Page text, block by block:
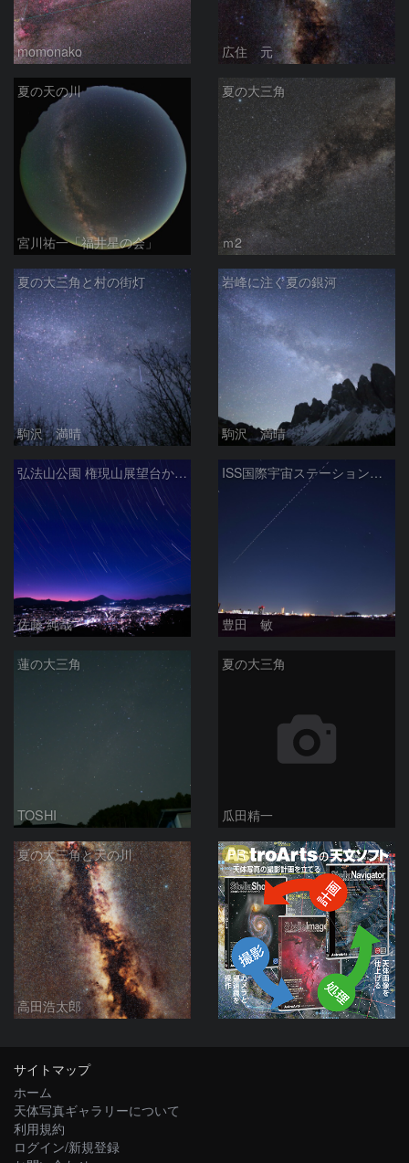
momonako 広住 元
夏の天の川
宮川祐一「福井星の会」
夏の大三角
ｍ2
夏の大三角と村の街灯
駒沢 満晴
岩峰に注ぐ夏の銀河
駒沢 満晴
弘法山公園 権現山展望台から富士山夕景と星空 神奈川県秦野市
佐藤 純哉
ISS国際宇宙ステーションと沈む夏の大三角 2026/1/12
豊田 敏
蓮の大三角
TOSHI
夏の大三角
瓜田精一
夏の大三角と天の川
高田浩太郎
PR
サイトマップ
ホーム
天体写真ギャラリーについて
利用規約
ログイン/新規登録